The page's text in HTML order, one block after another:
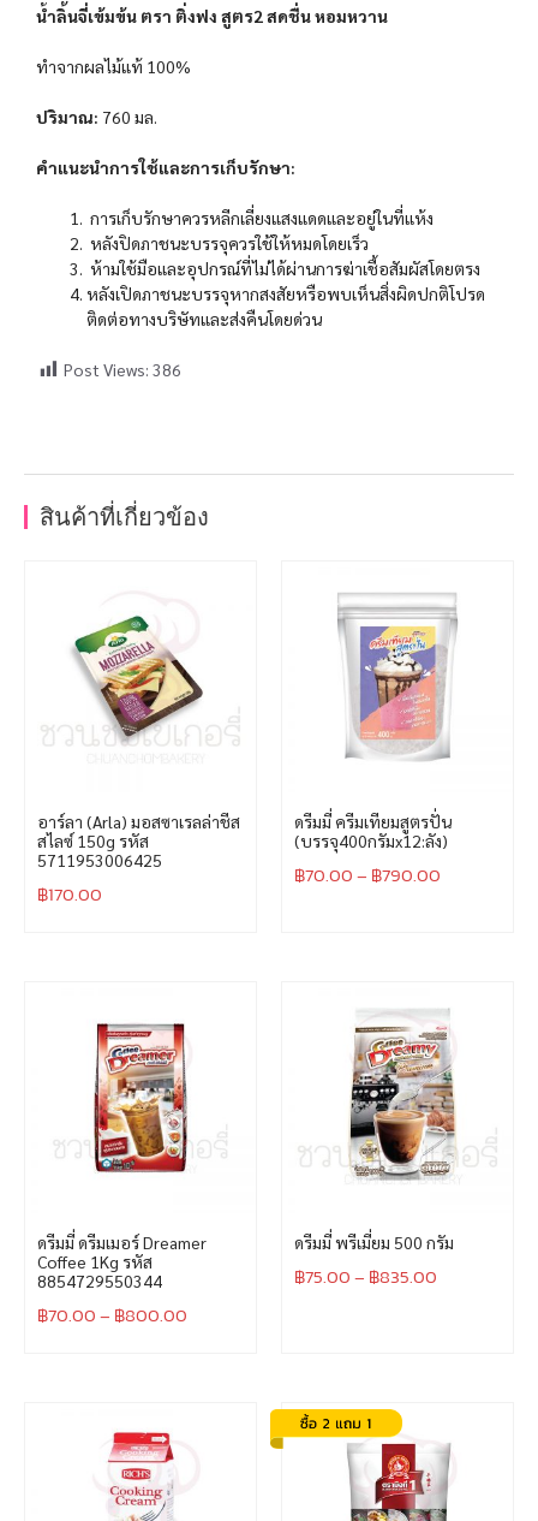
น้ำลิ้นจี่เข้มข้น ตรา ติ่งฟง สูตร2 สดชื่น หอมหวาน
ทำจากผลไม้แท้ 100%
ปริมาณ: 760 มล.
คำแนะนำการใช้และการเก็บรักษา:
การเก็บรักษาควรหลีกเลี่ยงแสงแดดและอยู่ในที่แห้ง
หลังปิดภาชนะบรรจุควรใช้ให้หมดโดยเร็ว
ห้ามใช้มือและอุปกรณ์ที่ไม่ได้ผ่านการฆ่าเชื้อสัมผัสโดยตรง
หลังเปิดภาชนะบรรจุหากสงสัยหรือพบเห็นสิ่งผิดปกติโปรด
ติดต่อทางบริษัทและส่งคืนโดยด่วน
Post Views: 386
สินค้าที่เกี่ยวข้อง
อาร์ลา (Arla) มอสซาเรลล่าชีส
สไลซ์ 150g รหัส
5711953006425
฿170.00
ดรีมมี่ ครีมเทียมสูตรปั่น
(บรรจุ400กรัมx12:ลัง)
฿70.00– ฿790.00
ดรีมมี่ ดรีมเมอร์ Dreamer
Coffee 1Kg รหัส
8854729550344
฿70.00– ฿800.00
ดรีมมี่ พรีเมี่ยม 500 กรัม
฿75.00– ฿835.00